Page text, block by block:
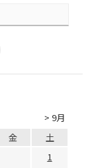
> 9月
金
土
1